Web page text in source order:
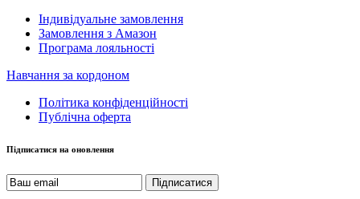
Індивідуальне замовлення
Замовлення з Амазон
Програма лояльності
Навчання за кордоном
Політика конфіденційності
Публічна оферта
Підписатися на оновлення